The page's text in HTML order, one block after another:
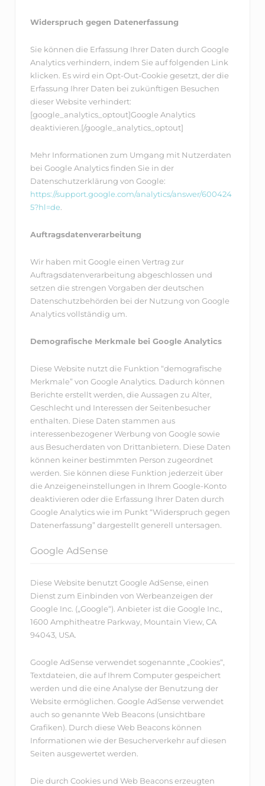
Widerspruch gegen Datenerfassung
Sie können die Erfassung Ihrer Daten durch Google
Analytics verhindern, indem Sie auf folgenden Link
klicken. Es wird ein Opt-Out-Cookie gesetzt, der die
Erfassung Ihrer Daten bei zukünftigen Besuchen
dieser Website verhindert:
[google_analytics_optout]Google Analytics
deaktivieren.[/google_analytics_optout]
Mehr Informationen zum Umgang mit Nutzerdaten
bei Google Analytics finden Sie in der
Datenschutzerklärung von Google:
https://support.google.com/analytics/answer/600424
5?hl=de
Auftragsdatenverarbeitung
Wir haben mit Google einen Vertrag zur
Auftragsdatenverarbeitung abgeschlossen und
setzen die strengen Vorgaben der deutschen
Datenschutzbehörden bei der Nutzung von Google
Analytics vollständig um.
Demografische Merkmale bei Google Analytics
Diese Website nutzt die Funktion “demografische
Merkmale” von Google Analytics. Dadurch können
Berichte erstellt werden, die Aussagen zu Alter,
Geschlecht und Interessen der Seitenbesucher
enthalten. Diese Daten stammen aus
interessenbezogener Werbung von Google sowie
aus Besucherdaten von Drittanbietern. Diese Daten
können keiner bestimmten Person zugeordnet
werden. Sie können diese Funktion jederzeit über
die Anzeigeneinstellungen in Ihrem Google-Konto
deaktivieren oder die Erfassung Ihrer Daten durch
Google Analytics wie im Punkt “Widerspruch gegen
Datenerfassung” dargestellt generell untersagen.
Google AdSense
Diese Website benutzt Google AdSense, einen
Dienst zum Einbinden von Werbeanzeigen der
Google Inc. („Google“). Anbieter ist die Google Inc.,
1600 Amphitheatre Parkway, Mountain View, CA
94043, USA.
Google AdSense verwendet sogenannte „Cookies“,
Textdateien, die auf Ihrem Computer gespeichert
werden und die eine Analyse der Benutzung der
Website ermöglichen. Google AdSense verwendet
auch so genannte Web Beacons (unsichtbare
Grafiken). Durch diese Web Beacons können
Informationen wie der Besucherverkehr auf diesen
Seiten ausgewertet werden.
Die durch Cookies und Web Beacons erzeugten